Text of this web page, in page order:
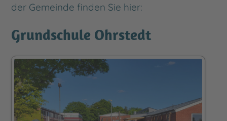
der Gemeinde finden Sie hier:
Grundschule Ohrstedt